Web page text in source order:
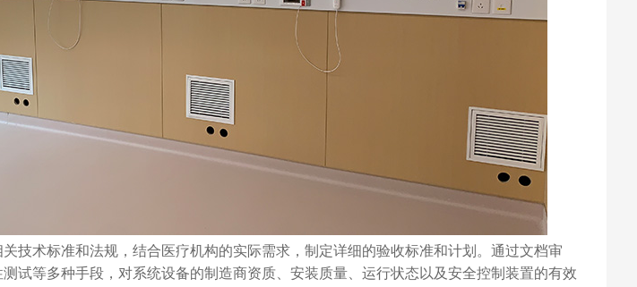
技术标准和法规，结合医疗机构的实际需求，制定详细的验收标准和计划。通过文档审
试等多种手段，对系统设备的制造商资质、安装质量、运行状态以及安全控制装置的有效